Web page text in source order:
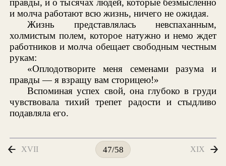
правды, и о тысячах людей, которые безмысленно
и молча работают всю жизнь, ничего не ожидая.
Жизнь представлялась невспаханным,
холмистым полем, которое натужно и немо ждет
работников и молча обещает свободным честным
рукам:
«Оплодотворите меня семенами разума и
правды — я взращу вам сторицею!»
Вспоминая успех свой, она глубоко в груди
чувствовала тихий трепет радости и стыдливо
подавляла его.
XVII 47/58 XIX